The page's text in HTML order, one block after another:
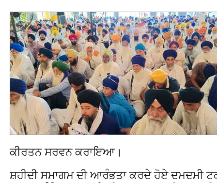
ਕੀਰਤਨ ਸਰਵਨ ਕਰਾਇਆ।
ਸ਼ਹੀਦੀ ਸਮਾਗਮ ਦੀ ਆਰੰਭਤਾ ਕਰਦੇ ਹੋਏ ਦਮਦਮੀ